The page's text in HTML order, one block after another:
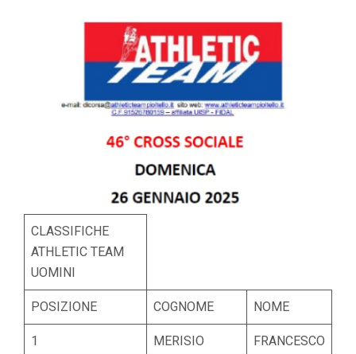
CROSS
SOCIALE
CLASSIFICHE
ATHLETIC TEAM
UOMINI
POSIZIONE COGNOME NOME
1 MERISIO FRANCESCO